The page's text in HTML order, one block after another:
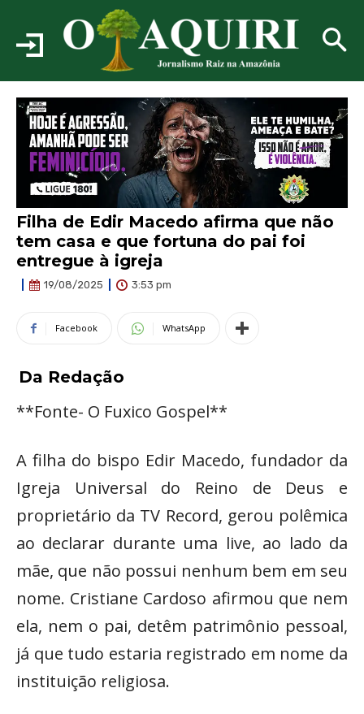
Filha de Edir Macedo afirma que não
tem casa e que fortuna do pai foi
entregue à igreja
19/08/2025 3:53 pm
Facebook WhatsApp
Da Redação
**Fonte- O Fuxico Gospel**
A filha do bispo Edir Macedo, fundador da
Igreja Universal do Reino de Deus e
proprietário da TV Record, gerou polêmica
ao declarar durante uma live, ao lado da
mãe, que não possui nenhum bem em seu
nome. Cristiane Cardoso afirmou que nem
ela, nem o pai, detêm patrimônio pessoal,
já que tudo estaria registrado em nome da
instituição religiosa.